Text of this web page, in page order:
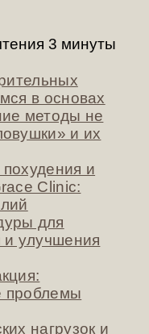
минуты
в основах
методы не
и их
и
Clinic:
для
и улучшения
проблемы
нагрузок и